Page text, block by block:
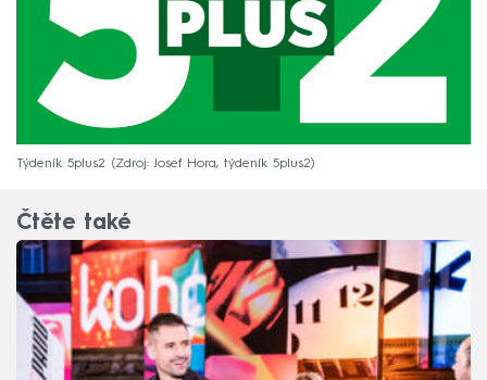
Týdeník 5plus2 Zdroj: Josef Hora, týdeník 5plus2
Čtěte také